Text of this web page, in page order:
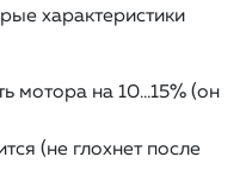
характеристики
мотора на 10…15% (он
(не глохнет после